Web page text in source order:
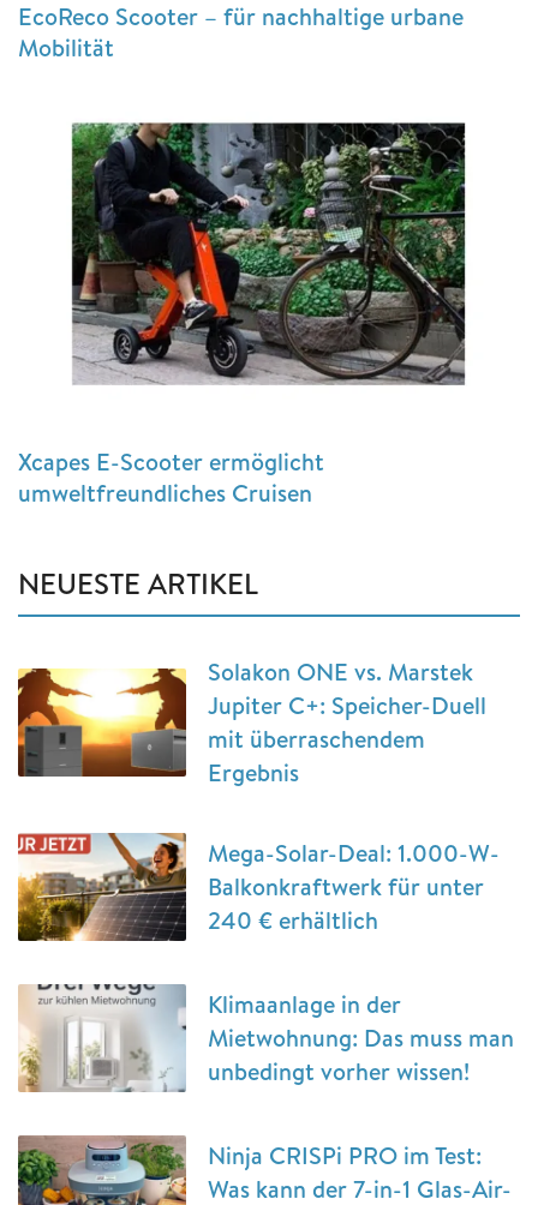
EcoReco Scooter – für nachhaltige urbane
Mobilität
Xcapes E-Scooter ermöglicht
umweltfreundliches Cruisen
NEUESTE ARTIKEL
Solakon ONE vs. Marstek
Jupiter C+: Speicher-Duell
mit überraschendem
Ergebnis
Mega-Solar-Deal: 1.000-W-
Balkonkraftwerk für unter
240 € erhältlich
Klimaanlage in der
Mietwohnung: Das muss man
unbedingt vorher wissen!
Ninja CRISPi PRO im Test:
Was kann der 7-in-1 Glas-Air-